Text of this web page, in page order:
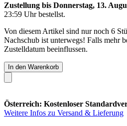
Zustellung bis Donnerstag, 13.
23:59 Uhrbestellst.
Von diesem Artikel sind nur noch 6
Nachschub ist unterwegs! Falls mehr
Zustelldatum beeinflussen.
In den Warenkorb
Österreich: Kostenloser
Weitere Infos zu Versand & Lieferung